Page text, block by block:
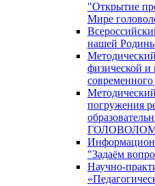
"Открытие
Мире
нашей
физической и
погружения
"Задаём
Научно-